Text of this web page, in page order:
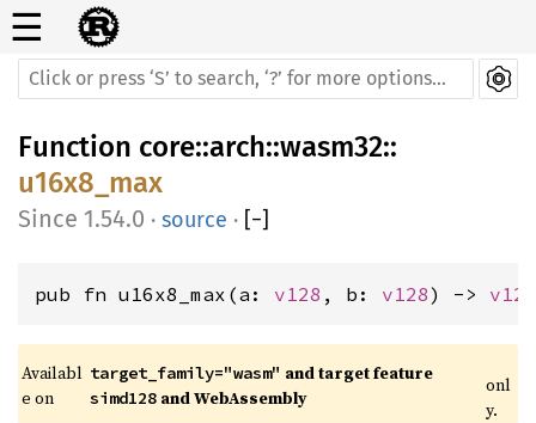
☰
Function core::arch::wasm32::
u16x8_max
1.54.0 · source · [−]
pub fn u16x8_max(a: v128 , b: v128) -> v128
Availabl
e on
target_family="wasm" and target feature
simd128 and WebAssembly
onl
y.